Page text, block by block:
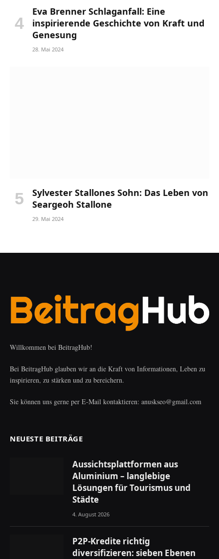
Eva Brenner Schlaganfall: Eine
inspirierende Geschichte von Kraft und
Genesung
28. Mai 2024
Sylvester Stallones Sohn: Das Leben von
Seargeoh Stallone
29. Mai 2024
Willkommen bei BeitragHub!
Bei BeitragHub glauben wir an die Kraft von Informationen, Leben zu
inspirieren, zu stärken und zu bereichern.
Sie können uns gerne per E-Mail kontaktieren: anuskseo@gmail.com
NEUESTE BEITRÄGE
Aussichtsplattformen aus
Aluminium – langlebige
Lösungen für Tourismus und
Städte
4. August 2026
P2P-Kredite richtig
diversifizieren: sieben Ebenen